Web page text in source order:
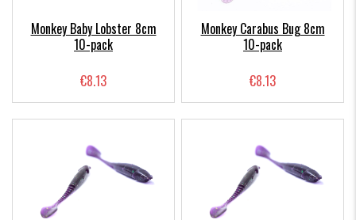
Monkey Baby Lobster 8cm
10-pack
€8.13
Monkey Carabus Bug 8cm
10-pack
€8.13